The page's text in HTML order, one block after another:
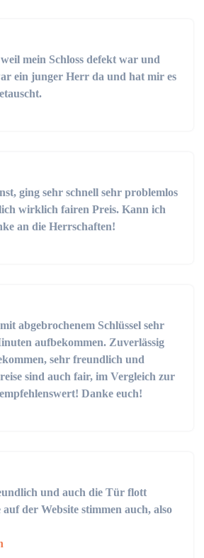
mein Schloss defekt war und
ein junger Herr da und hat mir es
ging sehr schnell sehr problemlos
wirklich fairen Preis. Kann ich
an die Herrschaften!
abgebrochenem Schlüssel sehr
aufbekommen. Zuverlässig
sehr freundlich und
sind auch fair, im Vergleich zur
Danke euch!
und auch die Tür flott
auf der Website stimmen auch, also